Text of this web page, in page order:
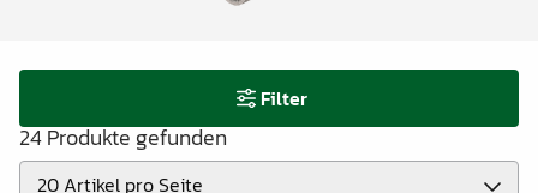
Filter
24 Produkte gefunden